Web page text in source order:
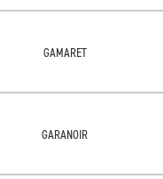
GAMARET
GARANOIR